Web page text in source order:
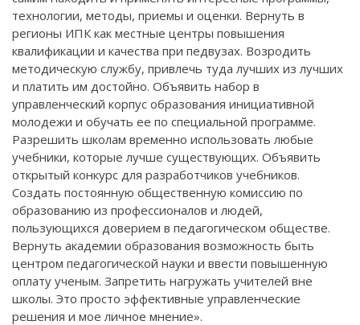
технологии, методы, приемы и оценки. Вернуть в
регионы ИПК как местные центры повышения
квалификации и качества при педвузах. Возродить
методическую службу, привлечь туда лучших из лучших
и платить им достойно. Объявить набор в
управленческий корпус образования инициативной
молодежи и обучать ее по специальной программе.
Разрешить школам временно использовать любые
учебники, которые лучше существующих. Объявить
открытый конкурс для разработчиков учебников.
Создать постоянную общественную комиссию по
образованию из профессионалов и людей,
пользующихся доверием в педагогическом обществе.
Вернуть академии образования возможность быть
центром педагогической науки и ввести повышенную
оплату ученым. Запретить нагружать учителей вне
школы. Это просто эффективные управленческие
решения и мое личное мнение».